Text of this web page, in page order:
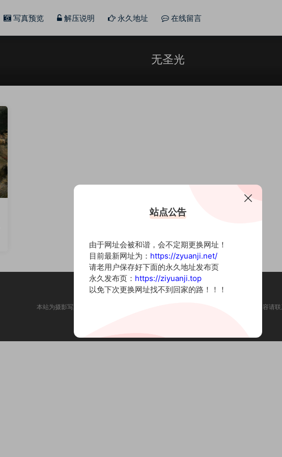
写真预览 解压说明 永久地址 在线留言
无圣光
本站为摄影写真图片网站，内容来自网络收集整理，仅作个人学习使用。如有违法内容请
站点公告
由于网址会被和谐，会不定期更换网址！
目前最新网址为： https://zyuanji.net/
请老用户保存好下面的永久地址发布页
永久发布页： https://ziyuanji.top
以免下次更换网址找不到回家的路！！！